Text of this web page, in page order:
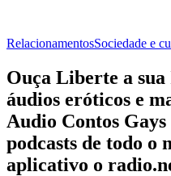
RelacionamentosSociedade e
Ouça Liberte a
áudios eróticos e
Audio Contos
podcasts de todo o
aplicativo o